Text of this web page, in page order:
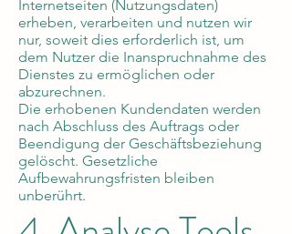
Internetseiten (Nutzungsdaten)
erheben, verarbeiten und nutzen wir
nur, soweit dies erforderlich ist, um
dem Nutzer die Inanspruchnahme des
Dienstes zu ermöglichen oder
abzurechnen.
Die erhobenen Kundendaten werden
nach Abschluss des Auftrags oder
Beendigung der Geschäftsbeziehung
gelöscht. Gesetzliche
Aufbewahrungsfristen bleiben
unberührt.